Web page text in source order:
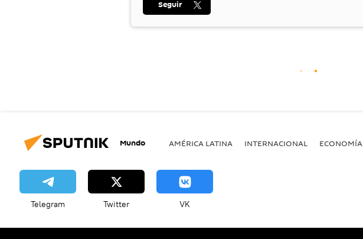
Seguir
Mundo AMÉRICA LATINA INTERNACIONAL ECONOMÍA
Telegram Twitter VK